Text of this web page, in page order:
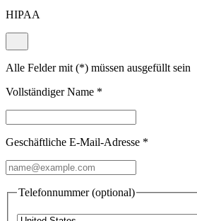
HIPAA
Alle Felder mit (*) müssen ausgefüllt sein
Vollständiger Name *
Geschäftliche E-Mail-Adresse *
Telefonnummer (optional)